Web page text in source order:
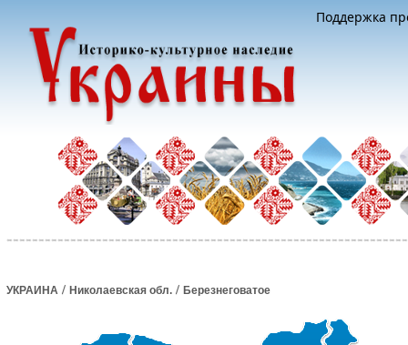
Поддержка
УКРАИНА / Николаевская обл. / Березнеговатое